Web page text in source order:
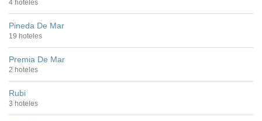
4 hoteles
Pineda De Mar
19 hoteles
Premia De Mar
2 hoteles
Rubi
3 hoteles